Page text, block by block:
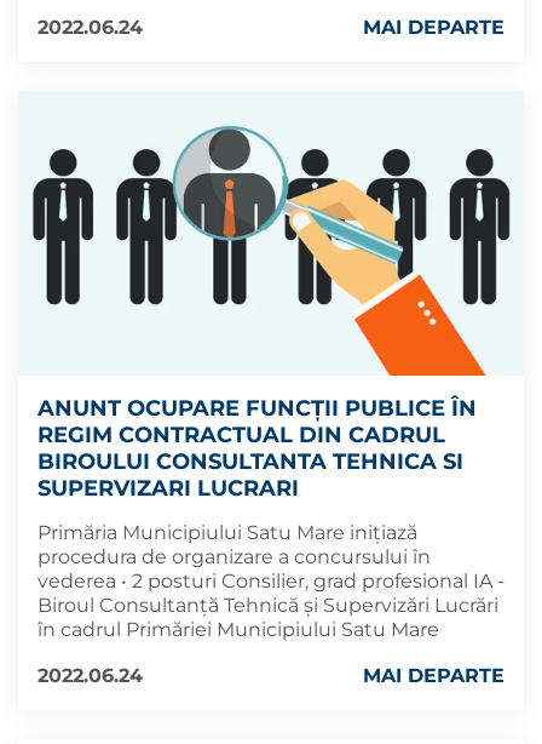
2022.06.24
MAI DEPARTE
ANUNT OCUPARE FUNCȚII PUBLICE ÎN
REGIM CONTRACTUAL DIN CADRUL
BIROULUI CONSULTANTA TEHNICA SI
SUPERVIZARI LUCRARI
Primăria Municipiului Satu Mare inițiază
procedura de organizare a concursului în
vederea • 2 posturi Consilier, grad profesional IA -
Biroul Consultanță Tehnică și Supervizări Lucrări
în cadrul Primăriei Municipiului Satu Mare
2022.06.24
MAI DEPARTE